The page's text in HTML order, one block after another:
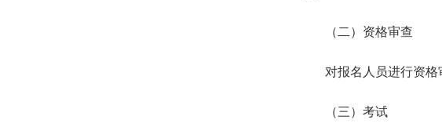
（二）资格审查
对报名人员进行资格
（三）考试